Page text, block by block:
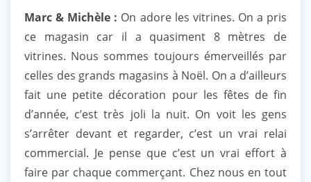
Marc & Michèle : On adore les vitrines. On a pris
ce magasin car il a quasiment 8 mètres de
vitrines. Nous sommes toujours émerveillés par
celles des grands magasins à Noël. On a d’ailleurs
fait une petite décoration pour les fêtes de fin
d’année, c’est très joli la nuit. On voit les gens
s’arrêter devant et regarder, c’est un vrai relai
commercial. Je pense que c’est un vrai effort à
faire par chaque commerçant. Chez nous en tout